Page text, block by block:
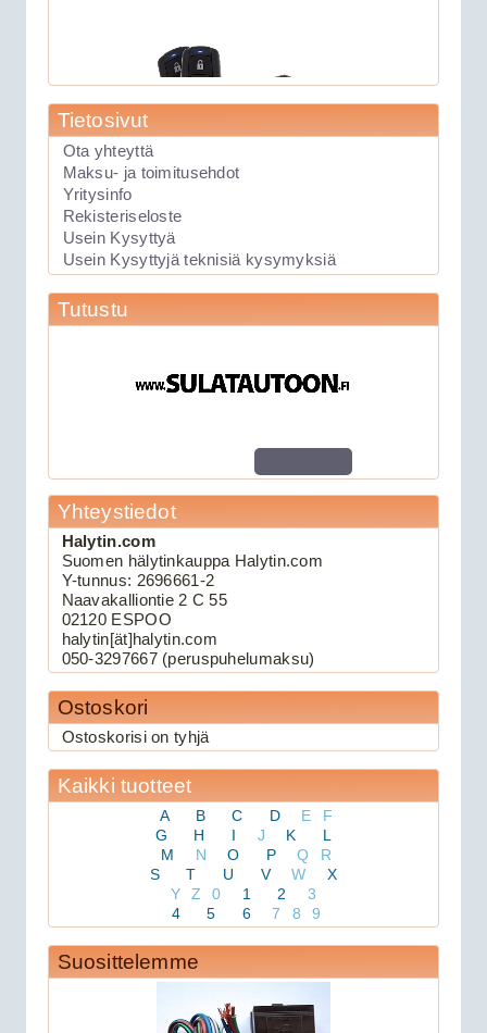
Laite soveltuu KAIKK...
Keskuslukituksen kauko-ohjauslaite
Viper 211HV
109.00€
Keskuslukituksen kau...
Viper 3105V autohälytin
159.00€
Viper 3105V on 1-suu...
Avital 3305L autohälytin
Tietosivut
Ota yhteyttä
Maksu- ja toimitusehdot
Yritysinfo
Rekisteriseloste
Usein Kysyttyä
Usein Kysyttyjä teknisiä kysymyksiä
Tutustu
Yhteystiedot
Halytin.com
Suomen hälytinkauppa Halytin.com
Y-tunnus: 2696661-2
Naavakalliontie 2 C 55
02120 ESPOO
halytin[ät]halytin.com
050-3297667 (peruspuhelumaksu)
Ostoskori
Ostoskorisi on tyhjä
Kaikki tuotteet
A B C D E
F
G
H I J K
L
M
N O P Q
R
S
T U V W
X
Y
Z 0 1 2
3
4
5 6 7 8 9
Suosittelemme